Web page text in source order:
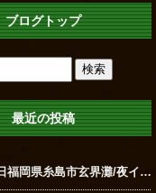
ブログトップ
最近の投稿
8月2日福岡県糸島市玄界灘/夜イカメタル